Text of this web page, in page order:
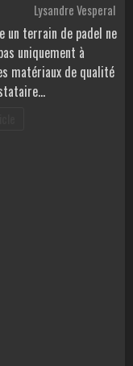
Lysandre Vesperal
un terrain de padel ne
uniquement à
matériaux de qualité